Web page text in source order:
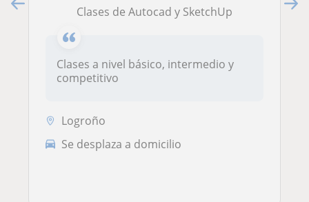
Clases de Autocad y SketchUp
Clases a nivel básico, intermedio y
competitivo
Logroño
Se desplaza a domicilio